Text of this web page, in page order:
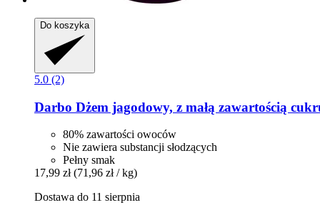
Do koszyka
5.0 (2)
Darbo Dżem jagodowy, z małą zawartością
80% zawartości owoców
Nie zawiera substancji słodzących
Pełny smak
17,99 zł (71,96 zł / kg)
Dostawa do 11 sierpnia